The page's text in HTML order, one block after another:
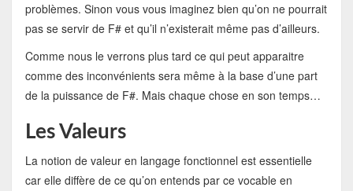
problèmes. Sinon vous vous imaginez bien qu’on ne pourrait
pas se servir de F# et qu’il n’existerait même pas d’ailleurs.
Comme nous le verrons plus tard ce qui peut apparaitre
comme des inconvénients sera même à la base d’une part
de la puissance de F#. Mais chaque chose en son temps…
Les Valeurs
La notion de valeur en langage fonctionnel est essentielle
car elle diffère de ce qu’on entends par ce vocable en